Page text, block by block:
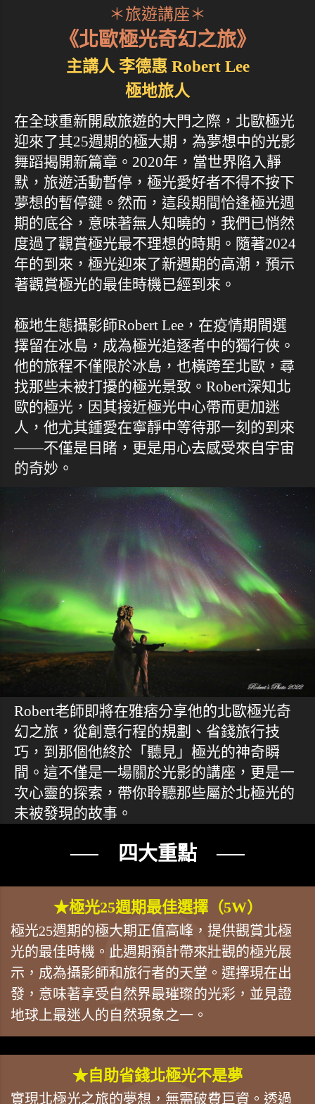
＊旅遊講座＊
《北歐極光奇幻之旅》
主講人 李德惠 Robert Lee
極地旅人
在全球重新開啟旅遊的大門之際，北歐極光
迎來了其25週期的極大期，為夢想中的光影
舞蹈揭開新篇章。2020年，當世界陷入靜
默，旅遊活動暫停，極光愛好者不得不按下
夢想的暫停鍵。然而，這段期間恰逢極光週
期的底谷，意味著無人知曉的，我們已悄然
度過了觀賞極光最不理想的時期。隨著2024
年的到來，極光迎來了新週期的高潮，預示
著觀賞極光的最佳時機已經到來。
極地生態攝影師Robert Lee，在疫情期間選
擇留在冰島，成為極光追逐者中的獨行俠。
他的旅程不僅限於冰島，也橫跨至北歐，尋
找那些未被打擾的極光景致。Robert深知北
歐的極光，因其接近極光中心帶而更加迷
人，他尤其鍾愛在寧靜中等待那一刻的到來
——不僅是目睹，更是用心去感受來自宇宙
的奇妙。
Robert老師即將在雅痞分享他的北歐極光奇
幻之旅，從創意行程的規劃、省錢旅行技
巧，到那個他終於「聽見」極光的神奇瞬
間。這不僅是一場關於光影的講座，更是一
次心靈的探索，帶你聆聽那些屬於北極光的
未被發現的故事。
── 四大重點 ──
★極光25週期最佳選擇（5W）
極光25週期的極大期正值高峰，提供觀賞北極
光的最佳時機。此週期預計帶來壯觀的極光展
示，成為攝影師和旅行者的天堂。選擇現在出
發，意味著享受自然界最璀璨的光彩，並見證
地球上最迷人的自然現象之一。
★自助省錢北極光不是夢
實現北極光之旅的夢想，無需破費巨資。透過